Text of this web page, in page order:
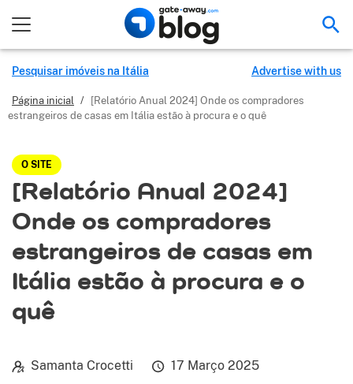
Pesquisar imóveis na Itália Advertise with us
Página inicial /
[Relatório Anual 2024] Onde os compradores
estrangeiros de casas em Itália estão à procura e o quê
O SITE
[Relatório Anual 2024]
Onde os compradores
estrangeiros de casas em
Itália estão à procura e o
quê
Samanta Crocetti 17 Março 2025